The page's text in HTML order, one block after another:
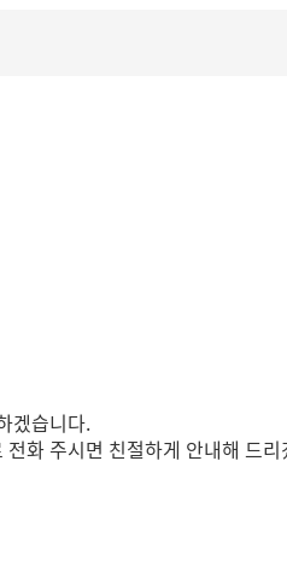
겠습니다.
화 주시면 친절하게 안내해 드